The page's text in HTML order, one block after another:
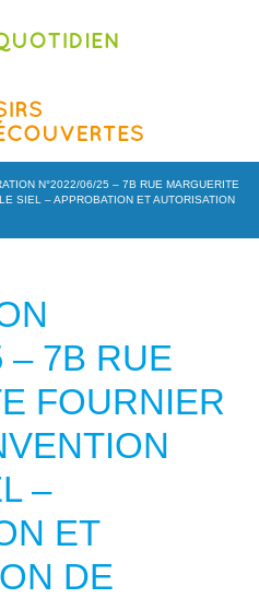
N°2022/06/25 – 7B RUE MARGUERITE
SIEL – APPROBATION ET AUTORISATION
– 7B RUE
FOURNIER
–
ET
DE